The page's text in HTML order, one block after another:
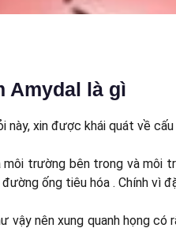
Amydal là gì
này, xin được khái quát về
môi trường bên trong và môi
ống tiêu hóa . Chính vì
vậy nên xung quanh họng